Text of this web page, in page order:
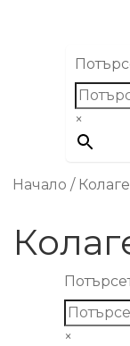
×
Начало /
×